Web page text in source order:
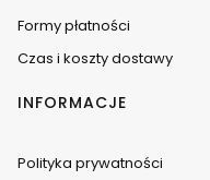
Formy płatności
Czas i koszty dostawy
INFORMACJE
Polityka prywatności